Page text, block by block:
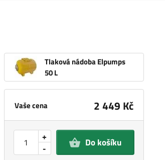
Tlaková nádoba Elpumps
50 L
Vaše cena 2 449 Kč
-
+ Do košíku